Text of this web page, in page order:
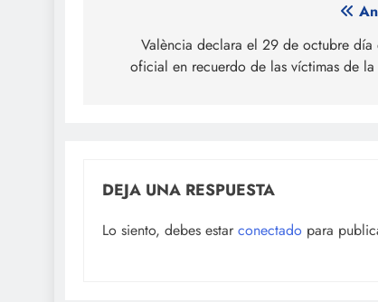
entradas
València declara el 29 de octubre día
oficial en recuerdo de las víctimas de
DEJA UNA RESPUESTA
Lo siento, debes estar conectado para